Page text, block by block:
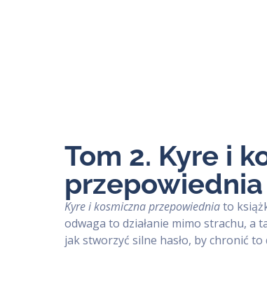
Tom 2. Kyre i
przepowiednia
Kyre i kosmiczna przepowiedniato
odwaga to działanie mimo strachu, a
jak stworzyć silne hasło, by chronić to